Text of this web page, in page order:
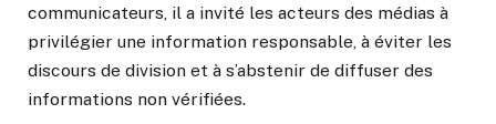
communicateurs, il a invité les acteurs des médias à
privilégier une information responsable, à éviter les
discours de division et à s’abstenir de diffuser des
informations non vérifiées.